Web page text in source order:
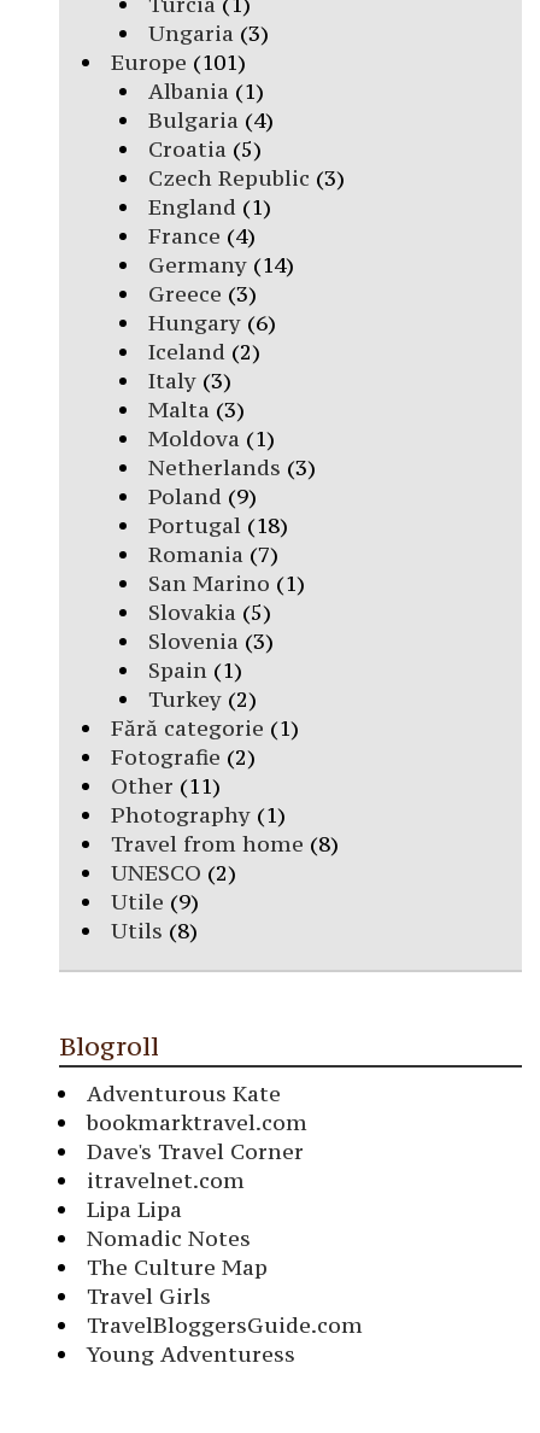
Ungaria (3)
Europe (101)
Albania (1)
Bulgaria (4)
Croatia (5)
Czech Republic (3)
England (1)
France (4)
Germany(14)
Greece (3)
Hungary(6)
Iceland (2)
Italy(3)
Malta (3)
Moldova (1)
Netherlands (3)
Poland (9)
Portugal(18)
Romania (7)
San Marino (1)
Slovakia (5)
Slovenia (3)
Spain(1)
Turkey(2)
Fără categorie (1)
Fotografie (2)
Other (11)
Photography (1)
Travel from home (8)
UNESCO (2)
Utile (9)
Utils (8)
Blogroll
Adventurous Kate
bookmarktravel.com
Dave's Travel Corner
itravelnet.com
Lipa Lipa
Nomadic Notes
The Culture Map
Travel Girls
TravelBloggersGuide.com
Young Adventuress